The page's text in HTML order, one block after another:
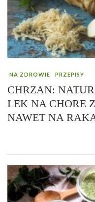
NA ZDROWIE PRZEPISY
CHRZAN:
LEK NA CHORE
NAWET NA